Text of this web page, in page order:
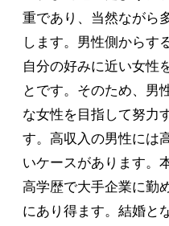
重であり、当然ながら
します。男性側からす
自分の好みに近い女性
とです。そのため、男
な女性を目指して努力
す。高収入の男性には
いケースがあります。
高学歴で大手企業に勤
にあり得ます。結婚と